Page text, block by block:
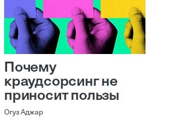
Почему
краудсорсинг не
приносит пользы
Огуз Аджар